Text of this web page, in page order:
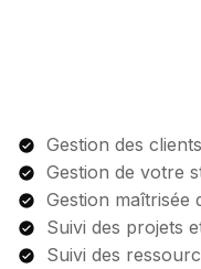
Gestion des
Gestion de votre
Gestion maîtrisée
Suivi des projets
Suivi des